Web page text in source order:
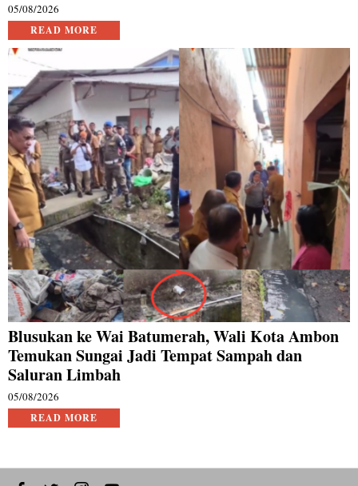
05/08/2026
READ MORE
Blusukan ke Wai Batumerah, Wali Kota Ambon
Temukan Sungai Jadi Tempat Sampah dan
Saluran Limbah
05/08/2026
READ MORE